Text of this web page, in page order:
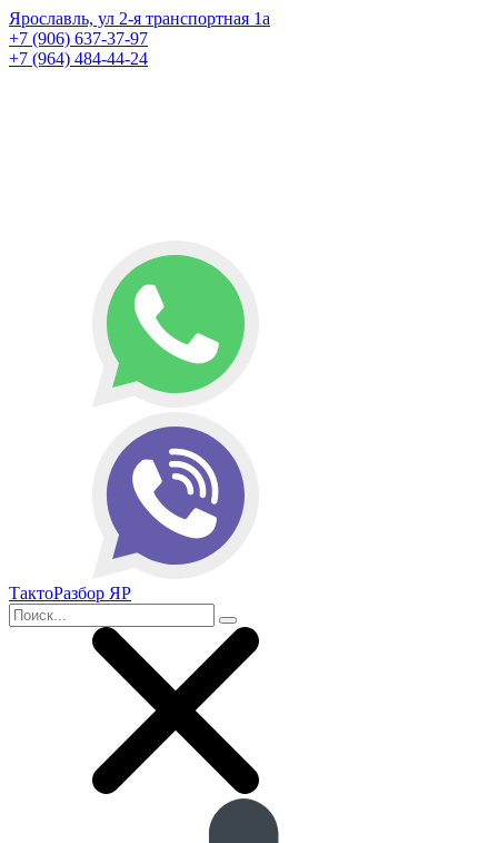
Ярославль, ул 2-я транспортная 1а
+7 (906) 637-37-97
+7 (964) 484-44-24
ТактоРазбор ЯР